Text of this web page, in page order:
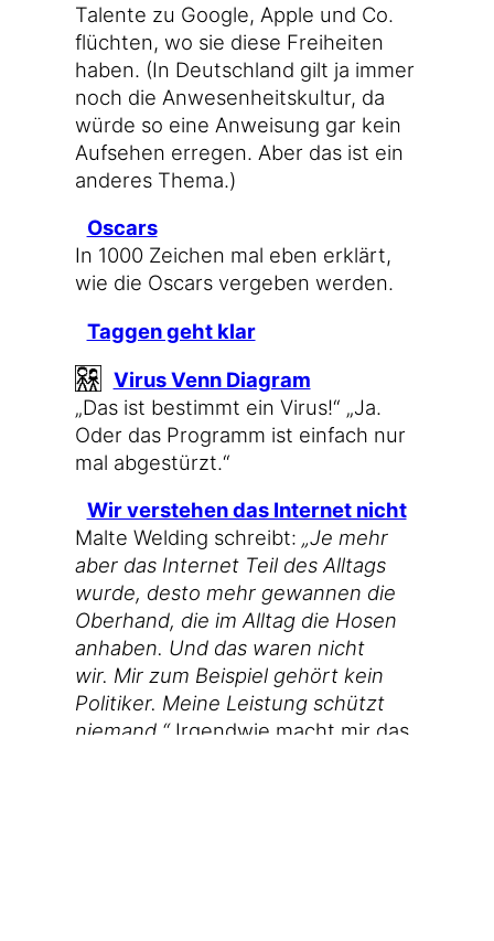
Talen­te zu Goog­le, Apple und Co.
flüch­ten, wo sie die­se Frei­hei­ten
haben. (In Deutsch­land gilt ja immer
noch die Anwe­sen­heits­kul­tur, da
wür­de so eine Anwei­sung gar kein
Auf­se­hen erre­gen. Aber das ist ein
ande­res Thema.)
Oscars
In 1000 Zei­chen mal eben erklärt,
wie die Oscars ver­ge­ben werden.
Tag­gen geht klar
Virus Venn Diagram
„Das ist bestimmt ein Virus!“ „Ja.
Oder das Pro­gramm ist ein­fach nur
mal abgestürzt.“
Wir ver­ste­hen das Inter­net nicht
Mal­te Wel­ding schreibt: „Je mehr
aber das Inter­net Teil des All­tags
wur­de, des­to mehr gewan­nen die
Ober­hand, die im All­tag die Hosen
anha­ben. Und das waren nicht
wir. Mir zum Bei­spiel gehört kein
Poli­ti­ker. Mei­ne Leis­tung schützt
nie­mand.“Irgend­wie macht mir das